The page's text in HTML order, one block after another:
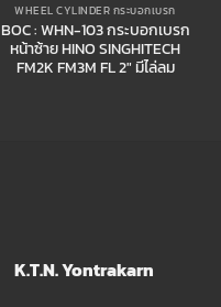
WHEEL CYLINDER กระบอกเบรก
BOC : WHN-103 กระบอกเบรก
หน้าซ้าย HINO SINGHITECH
FM2K FM3M FL 2″ มีไล่ลม
K.T.N. Yontrakarn